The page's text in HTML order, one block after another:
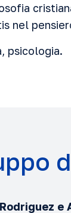
nel
psicologia.
e